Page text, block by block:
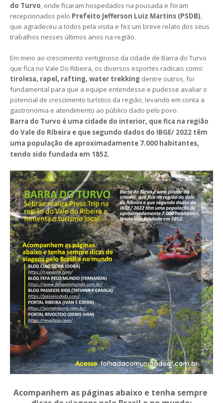
do Turvo, onde ficaram hospedados na pousada e foram
recepcionados pelo Prefeito Jefferson Luiz Martins (PSDB),
que agradeceu a todos pela visita e fez um breve relato dos seus
trabalhos nesses últimos anos na região.
Em meio ao crescimento vertiginoso da cidade de Barra do Turvo
que fica no Vale Do Ribeira, os diversos esportes radicais como:
tirolesa, rapel, rafting, water trekking dentre outros, foi
fundamental para que a equipe entendesse e pudesse avaliar o
potencial de crescimento turístico da região, levando em conta a
gastronomia e atendimento ao público dado pelo povo.
Barra do Turvo é uma cidade do interior, que fica na região
do Vale do Ribeira e que segundo dados do IBGE/ 2022 têm
uma população de aproximadamente 7.000 habitantes,
tendo sido fundada em 1852.
Acompanhem as páginas abaixo e tenha sempre